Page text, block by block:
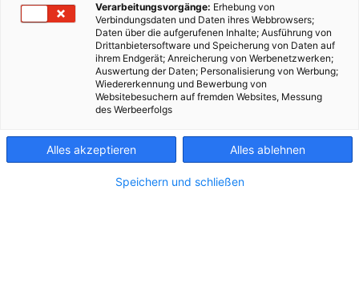
Verarbeitungsvorgänge: Erhebung von
Verbindungsdaten und Daten ihres Webbrowsers;
Daten über die aufgerufenen Inhalte; Ausführung von
Drittanbietersoftware und Speicherung von Daten auf
ihrem Endgerät; Anreicherung von Werbenetzwerken;
Auswertung der Daten; Personalisierung von Werbung;
Wiedererkennung und Bewerbung von
Websitebesuchern auf fremden Websites, Messung
des Werbeerfolgs
Alles akzeptieren Alles ablehnen
Speichern und schließen